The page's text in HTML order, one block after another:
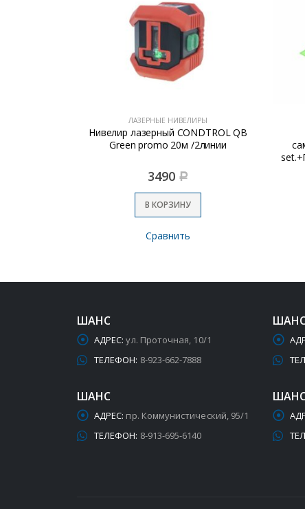
ЛАЗЕРНЫЕ НИВЕЛИРЫ
Нивелир лазерный
самовыр.CONDTROL Neo G220
3
8990 Р
В КОРЗИНУ
Сравнить
ШАНС
АДРЕС: ул. Проточная, 10/1
ТЕЛЕФОН: 8-923-662-7888
ШАНС
АДРЕС: пр. Коммунистический, 95/1
ТЕЛЕФОН: 8-913-695-6140